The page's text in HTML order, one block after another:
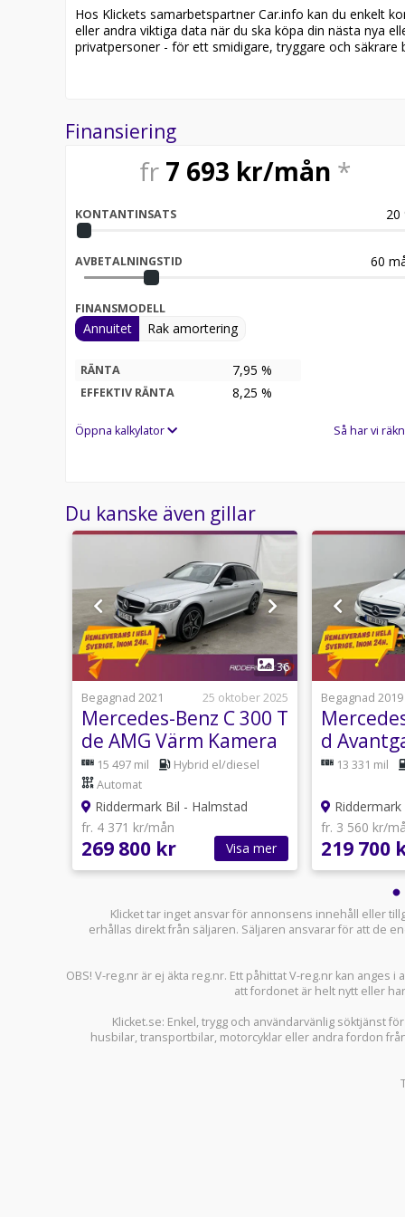
Servicehistorik:
2026-06-30 - 1991 mil
• Se närbilder och film på bilen
• Reservera bilen direkt online
• Få mer info om utrustning och tillval
* Störst i Sverige på begagnade bilar
* Erbjuder hemleverans i hela Sverige
* 14 dagars helförsäkring via Folksam
* Över 10 tusen omdömen på Trustpilot
* Kvalitetssäkrade bilar
RIDDERMARK BIL TRYGGHETSPAKET:
Skydda din bil med vårt trygghetspaket. Välj
hjuluppsättningar till bra priser. Gör ditt bilköp
erbjuder även skräddarsydd finansiering och 14
Telefontider:
Utrustning/Tillbehör:
Leasbar / MOMS,AMG
bagagelucka,Alcantara/skinn,Apple
bak,Multifunktionsratt,AC och
fram och bak,Elinfällbara sidospeglar,Sätesvärme
ingång,Rails,Färddator,AC,Bluetooth
Hos Klickets samarbetspartner Car.info kan du enkelt
eller andra viktiga data när du ska köpa din nästa nya
privatpersoner - för ett smidigare, tryggare och säkrare
Finansiering
fr 7 693 kr/mån *
KONTANTINSATS 20
AVBETALNINGSTID 60
FINANSMODELL
Annuitet Rak amortering
RÄNTA 7,95 %
EFFEKTIV RÄNTA 8,25 %
Öppna kalkylator Så har vi
Du kanske även gillar
1
36
Begagnad 2021
25 oktober 2025
Mercedes-Benz C 300 T
de AMG Värm Kamera
Navi Ambient
15 497 mil
Hybrid el/diesel
Automat
Riddermark Bil - Halmstad
fr. 4 371 kr/mån
269 800 kr Visa mer
Begagnad 2019
d
Drag
13 331 mil
fr. 3 560 kr/
219 700
Klicket tar inget ansvar för annonsens innehåll eller
erhållas direkt från säljaren. Säljaren ansvarar för att de
OBS! V-reg.nr är ej äkta reg.nr. Ett påhittat V-reg.nr kan
att fordonet är helt nytt eller
Klicket.se: Enkel, trygg och användarvänlig söktjänst
husbilar,transportbilar, motorcyklar eller andra fordon